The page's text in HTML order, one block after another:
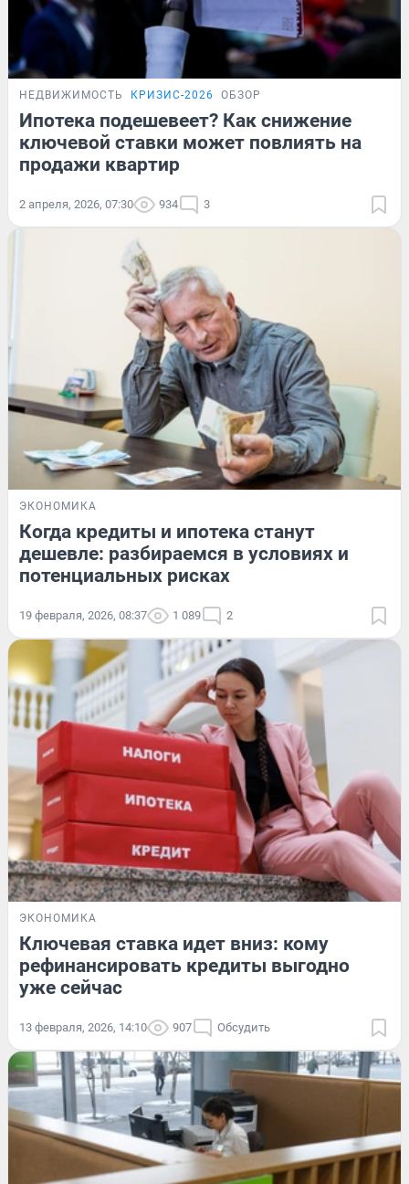
НЕДВИЖИМОСТЬ КРИЗИС-2026 ОБЗОР
Ипотека подешевеет? Как снижение
ключевой ставки может повлиять на
продажи квартир
2 апреля, 2026, 07:30 934 3
ЭКОНОМИКА
Когда кредиты и ипотека станут
дешевле: разбираемся в условиях и
потенциальных рисках
19 февраля, 2026, 08:37 1 089 2
ЭКОНОМИКА
Ключевая ставка идет вниз: кому
рефинансировать кредиты выгодно
уже сейчас
13 февраля, 2026, 14:10 907 Обсудить